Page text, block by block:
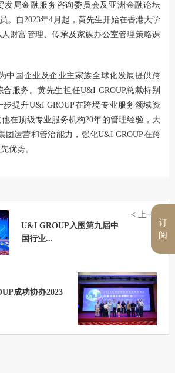
发局金融服务咨询委员会及亚洲金融论坛
。自2023年4月起，黄先生开始在香港大学
财富管理、传承及家族办公室管理策略课
中国企业及企业主家族全球化发展提供跨
服务。黄先生担任U&I GROUP总裁特别
步提升U&I GROUP在跨境专业服务领域资
在顶级专业服务机构20年的管理经验，大
团运营和管治能力，强化U&I GROUP在跨
优势。
U&I GROUP入围第九届中
国行业...
< 上一篇
成功协办2023
订
阅